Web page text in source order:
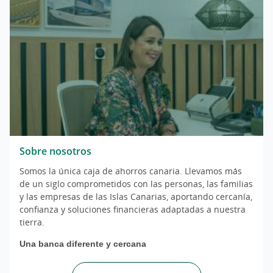
Sobre nosotros
Somos la única caja de ahorros canaria. Llevamos más
de un siglo comprometidos con las personas, las familias
y las empresas de las Islas Canarias, aportando cercanía,
confianza y soluciones financieras adaptadas a nuestra
tierra.
Una banca diferente y cercana